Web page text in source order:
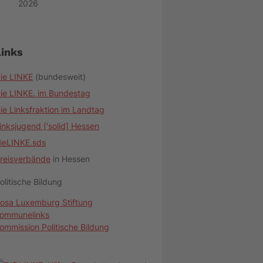
2026
LINKE (bundesweit)
LINKE. im Bundestag
Linksfraktion im Landtag
['solid] Hessen
in Hessen
Bildung
Luxemburg Stiftung
Politische Bildung